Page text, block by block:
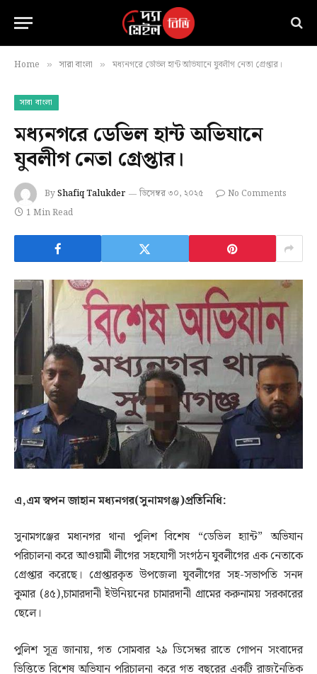
Home » সারা বাংলা » মধ্যনগরে ডেভিল হান্ট অভিযানে যুবলীগ নেতা গ্রেপ্তার।
সারা বাংলা
মধ্যনগরে ডেভিল হান্ট অভিযানে
যুবলীগ নেতা গ্রেপ্তার।
ByShafiq Talukder ডিসেম্বর ৩০, ২০২৫
No Comments
1 Min Read
এ,এম স্বপন জাহান মধ্যনগর(সুনামগঞ্জ)প্রতিনিধি:
সুনামগঞ্জের মধ্যনগর থানা পুলিশ বিশেষ “ডেভিল হ্যান্ট” অভিযান
পরিচালনা করে আওয়ামী লীগের সহযোগী সংগঠন যুবলীগের এক নেতাকে
গ্রেপ্তার করেছে। গ্রেপ্তারকৃত উপজেলা যুবলীগের সহ-সভাপতি সনদ
কুমার (৪৫),চামারদানী ইউনিয়নের চামারদানী গ্রামের করুনাময় সরকারের
ছেলে।
পুলিশ সূত্র জানায়, গত সোমবার ২৯ ডিসেম্বর রাতে গোপন সংবাদের
ভিত্তিতে বিশেষ অভিযান পরিচালনা করে গত বছরের একটি রাজনৈতিক